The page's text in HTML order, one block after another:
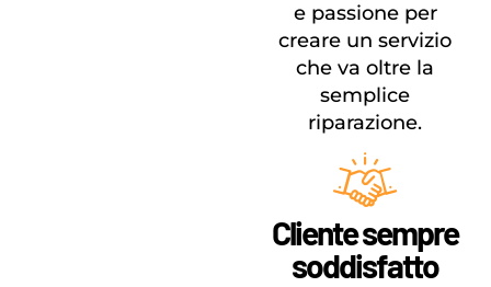
e passione per
creare un servizio
che va oltre la
semplice
riparazione.
Cliente sempre
soddisfatto